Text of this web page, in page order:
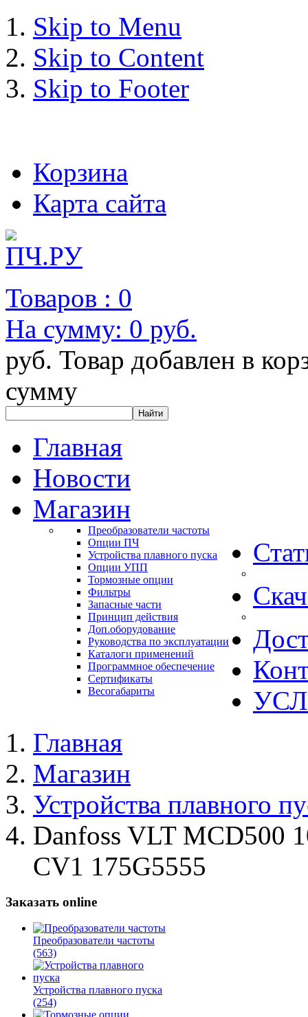
Skip to Menu
Skip to Content
Skip to Footer
Корзина
Карта сайта
Товаров : 0
На сумму: 0 руб.
руб. Товар добавлен в
сумму
Главная
Новости
Магазин
Преобразователи частоты
Опции ПЧ
Устройства плавного пуска
Опции УПП
Тормозные опции
Фильтры
Запасные части
Принцип действия
Доп.оборудование
Руководства по эксплуатации
Каталоги применений
Программное обеспечение
Сертификаты
Весогабариты
Главная
Магазин
Устройства плавного
Danfoss VLT MCD500
CV1 175G5555
Заказать online
Преобразователи частоты
(563)
Устройства плавного пуска
(254)